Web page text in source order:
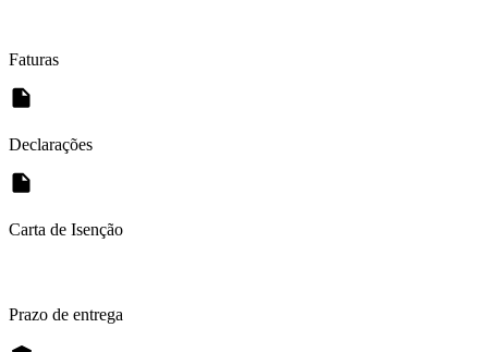
Faturas
Declarações
Carta de Isenção
Prazo de entrega